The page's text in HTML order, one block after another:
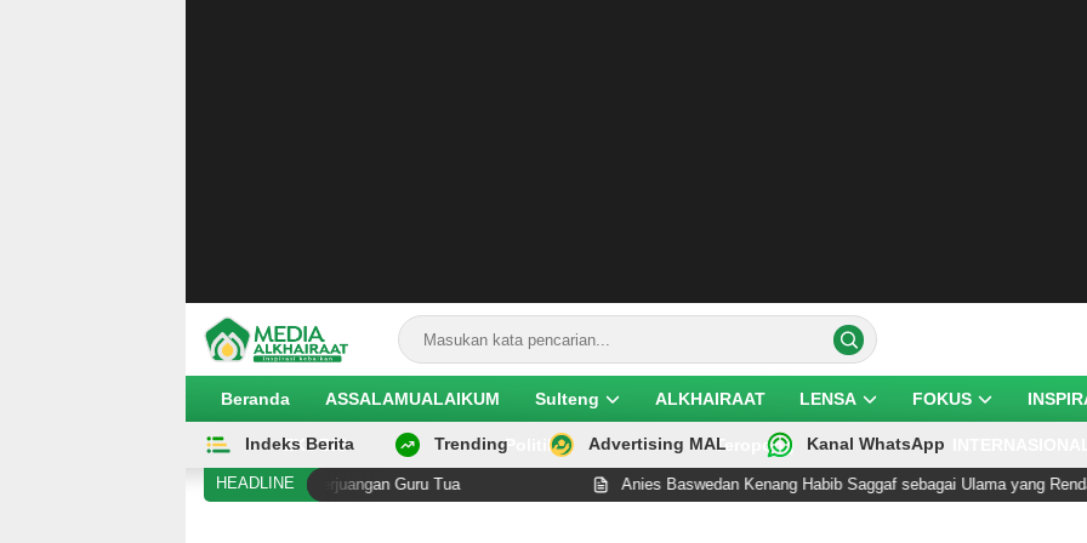
Beranda ASSALAMUALAIKUM Sulteng ALKHAIRAAT LENSA FOKUS
EKOBIS Politik Teropong
Indeks Berita Trending Advertising MAL Kanal WhatsApp
HEADLINE
Antara Kening Penghalang Perjuangan Guru Tua Anies Baswedan Kenang Habib Saggaf sebagai Ulama yang Rendah Hati dan